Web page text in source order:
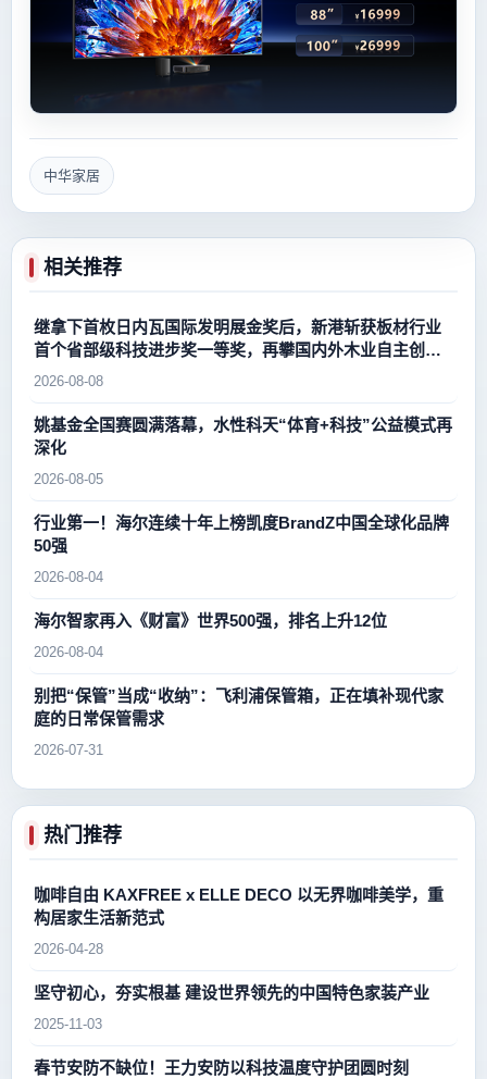
中华家居
相关推荐
继拿下首枚日内瓦国际发明展金奖后，新港斩获板材行业
首个省部级科技进步奖一等奖，再攀国内外木业自主创新
新高峰
2026-08-08
姚基金全国赛圆满落幕，水性科天“体育+科技”公益模式再
深化
2026-08-05
行业第一！海尔连续十年上榜凯度BrandZ中国全球化品牌
50强
2026-08-04
海尔智家再入《财富》世界500强，排名上升12位
2026-08-04
别把“保管”当成“收纳”：飞利浦保管箱，正在填补现代家
庭的日常保管需求
2026-07-31
热门推荐
咖啡自由 KAXFREE x ELLE DECO 以无界咖啡美学，重
构居家生活新范式
2026-04-28
坚守初心，夯实根基 建设世界领先的中国特色家装产业
2025-11-03
春节安防不缺位！王力安防以科技温度守护团圆时刻